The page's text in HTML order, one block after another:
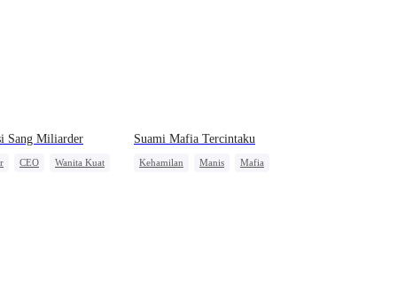
Sang Miliarder
CEO
Wanita Kuat
Suami Mafia Tercintaku
Kehamilan Manis
Mafia